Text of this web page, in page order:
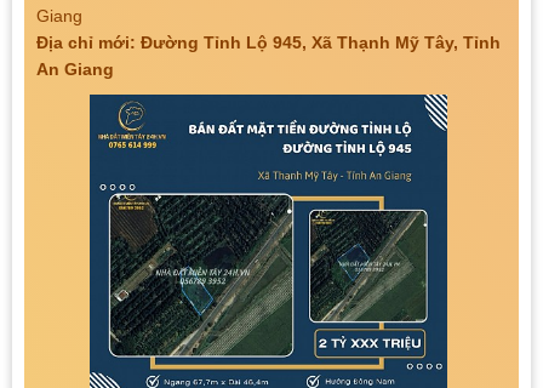
Giang
Địa chỉ mới: Đường Tỉnh Lộ 945, Xã Thạnh Mỹ Tây, Tỉnh
An Giang